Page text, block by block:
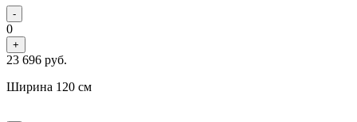
-
0
+
23 696 руб.
Ширина 120 см